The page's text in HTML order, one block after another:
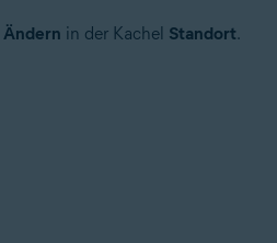
Ändern in der Kachel Standort.